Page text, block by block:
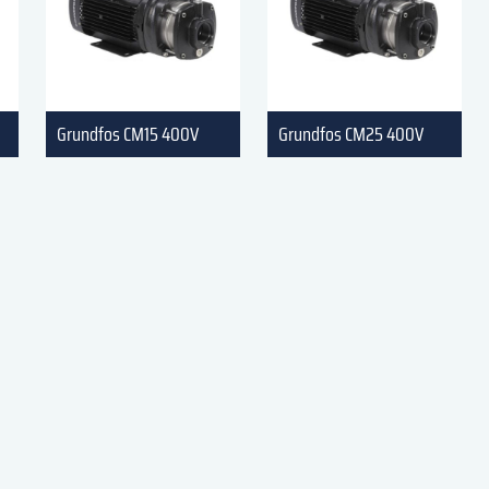
Grundfos CM15 400V Grundfos CM25 400V